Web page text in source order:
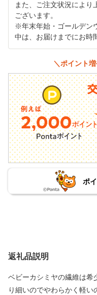
また、ご注文状況により
ございます。
※年末年始・ゴールデン
中は、お届けまでにお時
＼ポイント
ポ
返礼品説明
ベビーカシミヤの繊維は希
り細いのでやわらかく軽い